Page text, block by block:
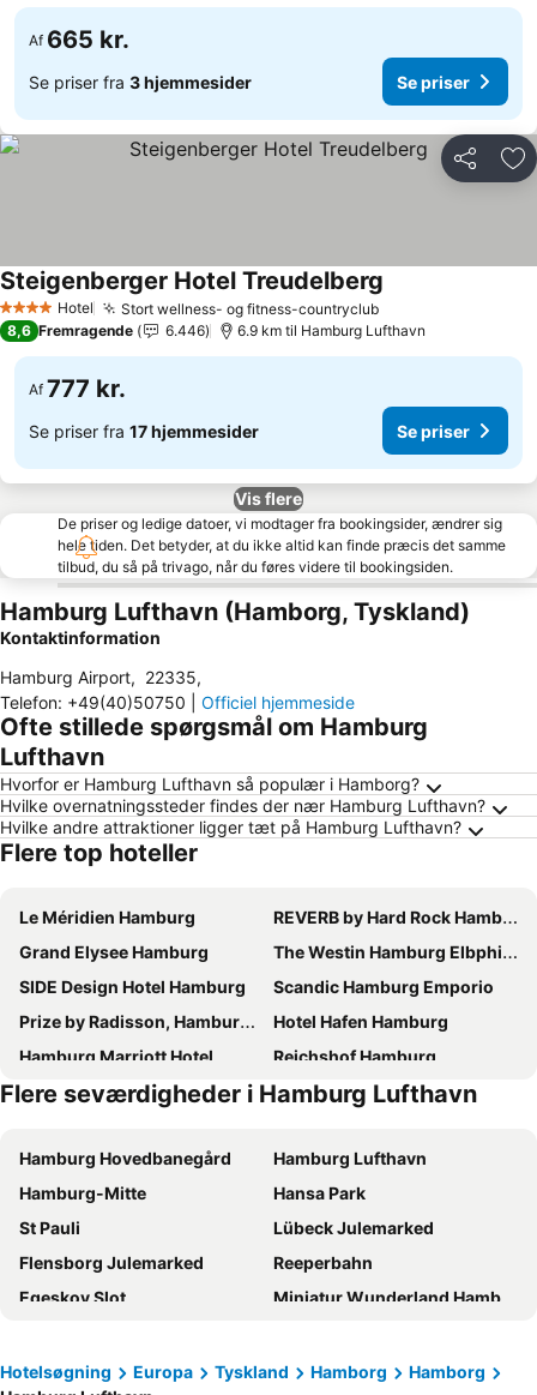
Af 665 kr.
Se priser fra 3 hjemmesider Se priser
Del
4 StjernerHotel Stort wellness- og fitness-countryclub
Steigenberger Hotel Treudelberg
8,6 Fremragende 6.446 6.9 km til Hamburg Lufthavn
Af 777 kr.
Se priser fra 17 hjemmesider Se priser
Vis flere
De priser og ledige datoer, vi modtager fra bookingsider, ændrer sig
hele tiden. Det betyder, at du ikke altid kan finde præcis det samme
tilbud, du så på trivago, når du føres videre til bookingsiden.
Hamburg Lufthavn (Hamborg, Tyskland)
Kontaktinformation
Hamburg Airport, 22335,
Telefon: +49(40)50750 Officiel hjemmeside
Ofte stillede spørgsmål om Hamburg
Lufthavn
Hvorfor er Hamburg Lufthavn så populær i Hamborg?
Hvilke overnatningssteder findes der nær Hamburg Lufthavn?
Hvilke andre attraktioner ligger tæt på Hamburg Lufthavn?
Flere top hoteller
Le Méridien Hamburg
REVERB by Hard Rock Hamburg
Grand Elysee Hamburg
The Westin Hamburg Elbphilharmonie
SIDE Design Hotel Hamburg
Scandic Hamburg Emporio
Prize by Radisson, Hamburg-City
Hotel Hafen Hamburg
Hamburg Marriott Hotel
Reichshof Hamburg
Premier Inn Hamburg City Zentrum
Innside by Meliá Hamburg Hafen
ibis Hamburg City
Novotel Hamburg City Alster
Holiday Inn Hamburg - Hafencity By Ihg
HYPERION Hotel Hamburg
Barceló Hamburg
Courtyard by Marriott Hamburg City
Radisson Blu Hotel, Hamburg
Hampton by Hilton Hamburg City Centre
Premier Inn Hamburg City Alster
The Cloud One Hamburg-Kontorhaus
Novotel Hamburg Central Station
Steigenberger Hotel Hamburg
Flere seværdigheder i Hamburg Lufthavn
Hamburg Hovedbanegård
Hamburg Lufthavn
Hamburg-Mitte
Hansa Park
St Pauli
Lübeck Julemarked
Flensborg Julemarked
Reeperbahn
Egeskov Slot
Miniatur Wunderland Hamburg
Hamborg rådhus
Odense Banegård Center
Hotelsøgning Europa Tyskland Hamborg
Hamborg